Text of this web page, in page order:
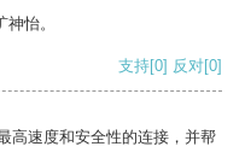
怡。
支持[0] 反对[0]
高速度和安全性的连接，并帮